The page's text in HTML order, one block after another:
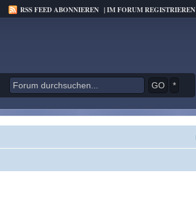
RSS FEED ABONNIEREN |IM FORUM REGISTRIEREN
*